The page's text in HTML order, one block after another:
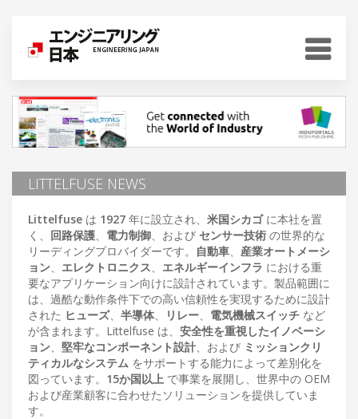
LITTELFUSE NEWS
Littelfuse は 1927 年に設立され、 米国シカゴに本社を置
く、 回路保護、 電力制御、および センサー技術 の世界的な
リーディングプロバイダーです。 自動車、 産業オートメーシ
ョン、 エレクトロニクス、 エネルギーインフラ における重
要なアプリケーション向けに設計されています。製品範囲に
は、過酷な動作条件下での高い信頼性を実現するために設計
された ヒューズ、 半導体、 リレー、 電気機械スイッチ など
が含まれます。Littelfuse は、 安全性を重視したイノベーシ
ョン、 堅牢なコンポーネント設計、および ミッションクリ
ティカルなシステム をサポートする能力によって差別化を
図っています。 15か国以上 で事業を展開し、世界中の OEM
および産業顧客に合わせたソリューションを提供していま
す。